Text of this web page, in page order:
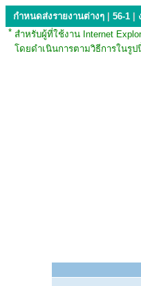
กำหนดส่งรายงานต่างๆ 56-1
* สำหรับผู้ที่ใช้งาน Internet
โดยดำเนินการตามวิธีการในรูป